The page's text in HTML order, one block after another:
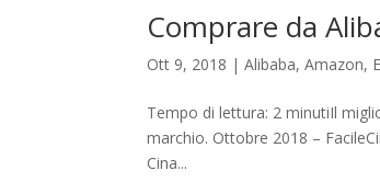
Comprare da
Ott 9, 2018 |Alibaba,Amazon,
Tempo di lettura: 2 minutiIl
marchio. Ottobre 2018 –
Cina...